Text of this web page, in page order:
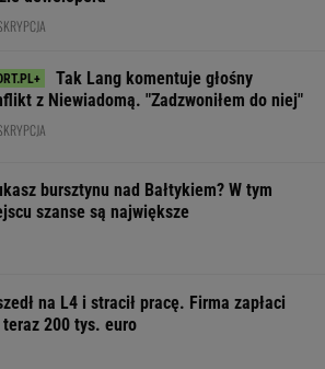
Tak Lang komentuje głośny
z Niewiadomą. "Zadzwoniłem do niej"
bursztynu nad Bałtykiem? W tym
szanse są największe
na L4 i stracił pracę. Firma zapłaci
teraz 200 tys. euro